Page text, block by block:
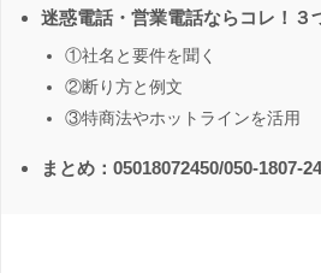
迷惑電話・営業電話ならコレ！３
①社名と要件を聞く
②断り方と例文
③特商法やホットラインを活用
まとめ：05018072450/050-1807-